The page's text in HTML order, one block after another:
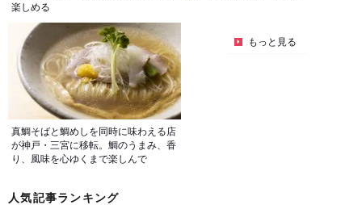
楽しめる
真鯛そばと鯛めしを同時に味わえる店
が神戸・三宮に移転。鯛のうまみ、香
り、風味を心ゆくまで楽しんで
もっと見る
人気記事ランキング